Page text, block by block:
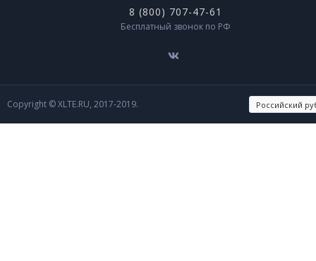
8 (800) 707-47-61
Бесплатный звонок по РФ
Copyright © XLTE.RU, 2017-2019.